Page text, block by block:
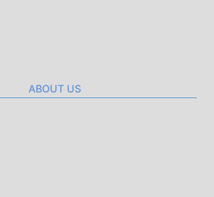
ABOUT US